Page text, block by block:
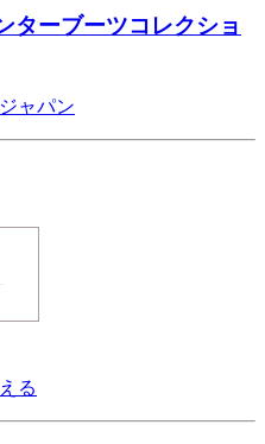
ターブーツコレクショ
ャパン